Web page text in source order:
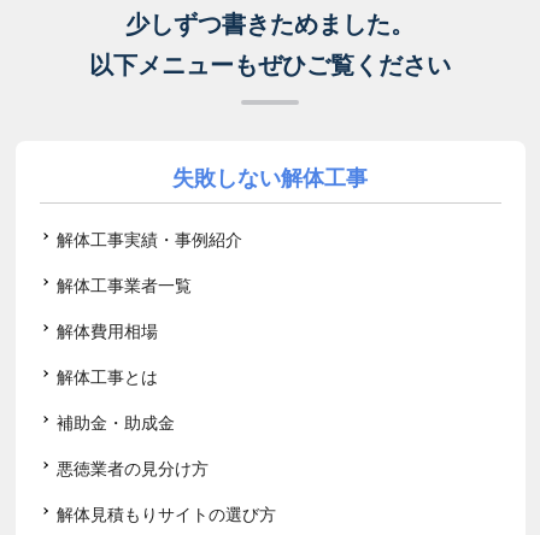
少しずつ書きためました。
以下メニューもぜひご覧ください
失敗しない解体工事
解体工事実績・事例紹介
解体工事業者一覧
解体費用相場
解体工事とは
補助金・助成金
悪徳業者の見分け方
解体見積もりサイトの選び方